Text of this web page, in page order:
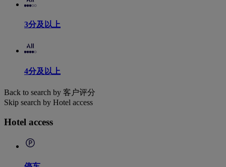
3分及以上
4分及以上
Back to search by 客户评分
Skip search by Hotel access
Hotel access